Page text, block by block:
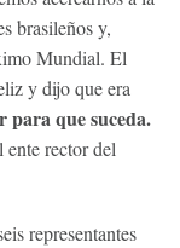
brasileños y,
Mundial. El
y dijo que era
para que suceda.
ente rector del
representantes